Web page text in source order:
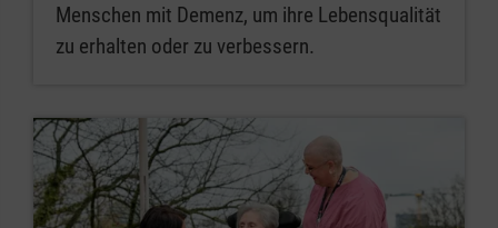
Menschen mit Demenz, um ihre Lebensqualität
zu erhalten oder zu verbessern.